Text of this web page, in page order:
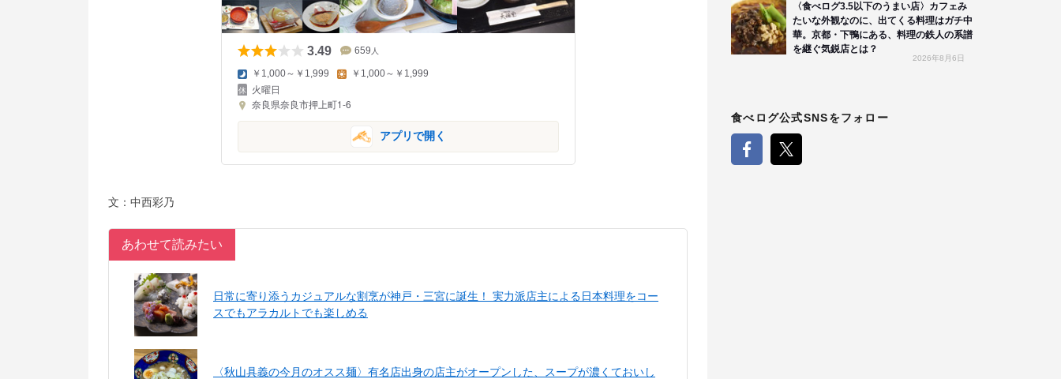
3.49 659 人
￥1,000～￥1,999 ￥1,000～￥1,999
火曜日
奈良県奈良市押上町1-6
アプリで開く
文：中西彩乃
あわせて読みたい
日常に寄り添うカジュアルな割烹が神戸・三宮に誕生！ 実力派店主による日本料理をコー
スでもアラカルトでも楽しめる
〈秋山具義の今月のオスス麺〉有名店出身の店主がオープンした、スープが濃くておいし
〈食べログ3.5以下のうまい店〉カフェみ
たいな外観なのに、出てくる料理はガチ中
華。京都・下鴨にある、料理の鉄人の系譜
を継ぐ気鋭店とは？
2026年8月6日
食べログ公式SNSをフォロー